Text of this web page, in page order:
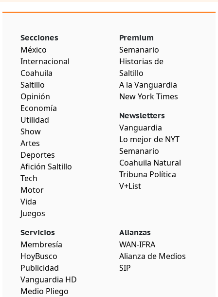
Secciones
México
Internacional
Coahuila
Saltillo
Opinión
Economía
Utilidad
Show
Artes
Deportes
Afición Saltillo
Tech
Motor
Vida
Juegos
Premium
Semanario
Historias de
Saltillo
A la Vanguardia
New York Times
Newsletters
Vanguardia
Lo mejor de NYT
Semanario
Coahuila Natural
Tribuna Política
V+List
Servicios
Membresía
HoyBusco
Publicidad
Vanguardia HD
Medio Pliego
Alianzas
WAN-IFRA
Alianza de Medios
SIP